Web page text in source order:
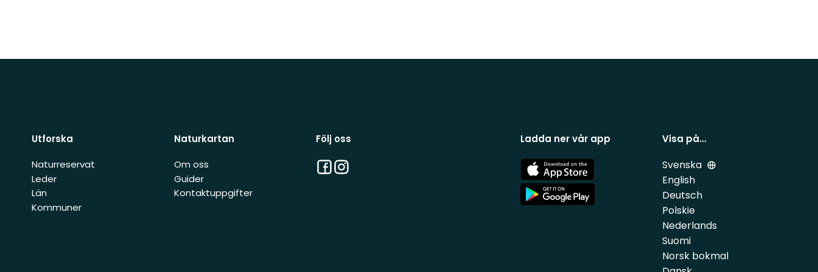
Utforska
Naturreservat
Leder
Län
Kommuner
Naturkartan
Om oss
Guider
Kontaktuppgifter
Följ oss
Facebook
Instagram
Ladda ner vår app
App
Store
App
Store
Visa på…
Svenska
English
Deutsch
Polskie
Nederlands
Suomi
Norsk bokmal